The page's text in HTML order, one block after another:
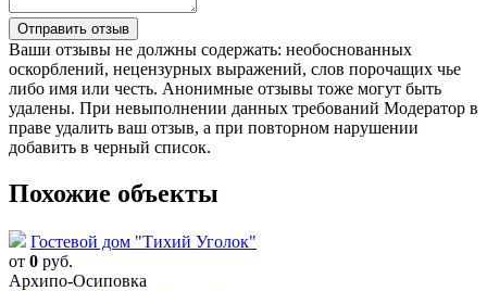
Отправить отзыв
Ваши отзывы не должны содержать: необоснованных
оскорблений, нецензурных выражений, слов порочащих чье
либо имя или честь. Анонимные отзывы тоже могут быть
удалены. При невыполнении данных требований Модератор в
праве удалить ваш отзыв, а при повторном нарушении
добавить в черный список.
Похожие объекты
Гостевой дом "Тихий Уголок"
от 0 руб.
Архипо-Осиповка